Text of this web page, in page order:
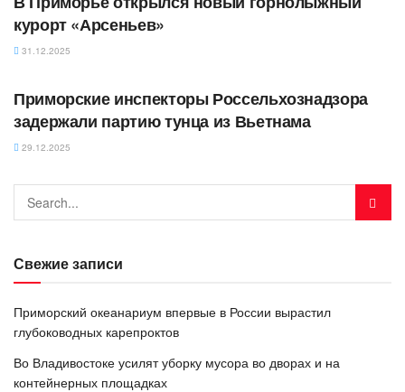
курорт «Арсеньев»
31.12.2025
Приморские инспекторы Россельхознадзора
задержали партию тунца из Вьетнама
29.12.2025
Свежие записи
Приморский океанариум впервые в России вырастил
глубоководных карепроктов
Во Владивостоке усилят уборку мусора во дворах и на
контейнерных площадках